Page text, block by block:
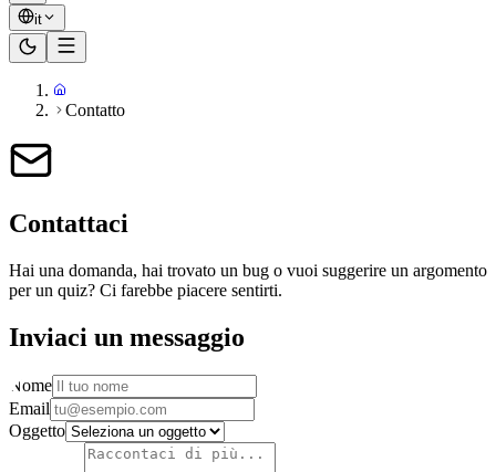
it
Contatto
Contattaci
Hai una domanda, hai trovato un bug o vuoi suggerire un argomento
per un quiz? Ci farebbe piacere sentirti.
Inviaci un messaggio
Nome
Email
Oggetto